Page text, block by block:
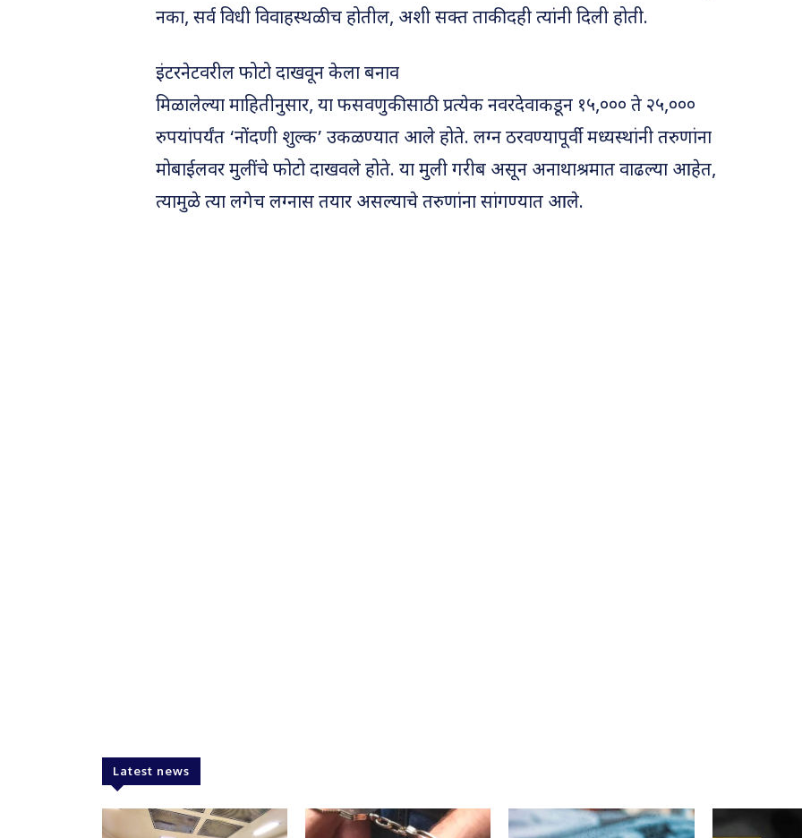
नका, सर्व विधी विवाहस्थळीच होतील, अशी सक्त ताकीदही त्यांनी दिली होती.
इंटरनेटवरील फोटो दाखवून केला बनाव
मिळालेल्या माहितीनुसार, या फसवणुकीसाठी प्रत्येक नवरदेवाकडून १५,००० ते २५,०००
रुपयांपर्यंत ‘नोंदणी शुल्क’ उकळण्यात आले होते. लग्न ठरवण्यापूर्वी मध्यस्थांनी तरुणांना
मोबाईलवर मुलींचे फोटो दाखवले होते. या मुली गरीब असून अनाथाश्रमात वाढल्या आहेत,
त्यामुळे त्या लगेच लग्नास तयार असल्याचे तरुणांना सांगण्यात आले.
Latest news